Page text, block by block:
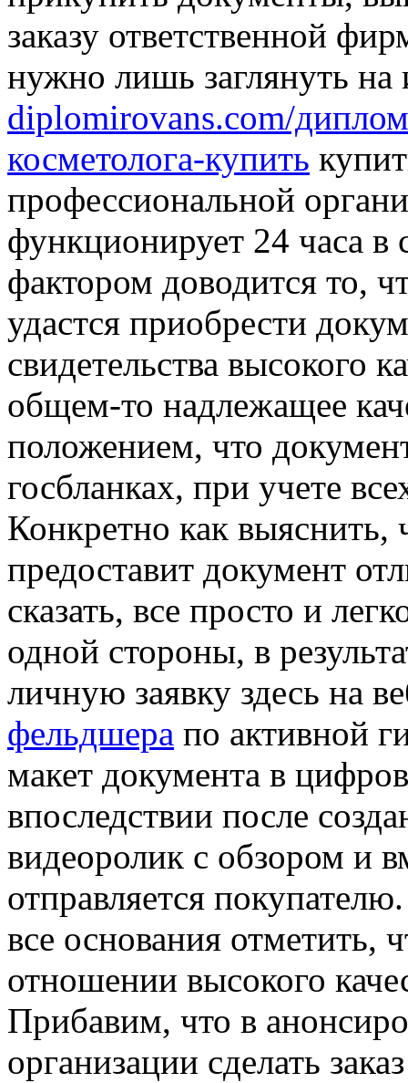
заказу ответственной
нужно лишь заглянуть на
diplomirovans.com/
косметолога-купить
профессиональной
функционирует 24 часа
фактором доводится то,
удастся приобрести
свидетельства высокого
общем-то надлежащее
положением, что
госбланках, при учете
Конкретно как выяснить,
предоставит документ
сказать, все просто и
одной стороны, в
личную заявку здесь на
фельдшера по активной
макет документа в
впоследствии после
видеоролик с обзором и
отправляется
все основания отметить,
отношении высокого
Прибавим, что в
организации сделать